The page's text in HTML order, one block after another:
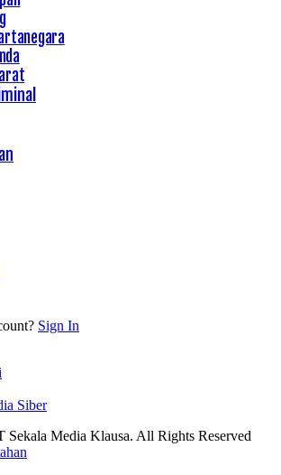
Sign In
Siber
Sekala Media Klausa. All Rights Reserved